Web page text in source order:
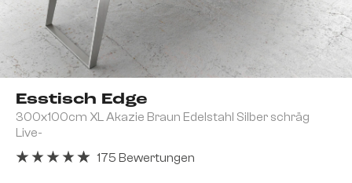
Esstisch Edge
300x100cm XL Akazie Braun Edelstahl Silber schräg
Live-
175 Bewertungen